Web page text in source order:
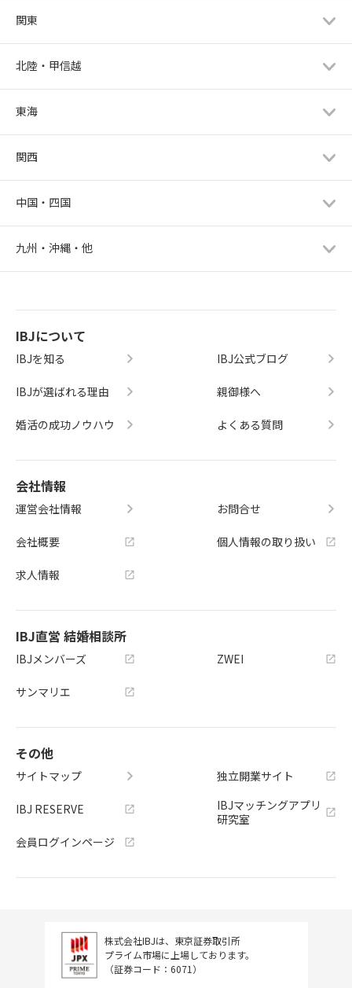
関東
北陸・甲信越
東海
関西
中国・四国
九州・沖縄・他
IBJについて
IBJを知る
IBJが選ばれる理由
婚活の成功ノウハウ
IBJ公式ブログ
親御様へ
よくある質問
会社情報
運営会社情報
会社概要
求人情報
お問合せ
個人情報の取り扱い
IBJ直営 結婚相談所
IBJメンバーズ
サンマリエ
ZWEI
その他
サイトマップ
IBJ RESERVE
会員ログインページ
独立開業サイト
IBJマッチングアプリ
研究室
株式会社IBJは、東京証券取引所
プライム市場に上場しております。
（証券コード：6071）